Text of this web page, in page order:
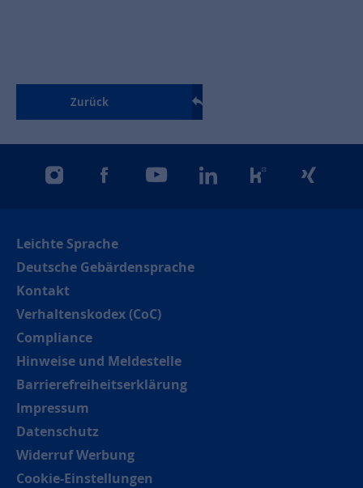
Zurück
instagramfacebookyoutubelinkedinkununuxing
Leichte Sprache
Deutsche Gebärdensprache
Kontakt
Verhaltenskodex (CoC)
Compliance
Hinweise und Meldestelle
Barrierefreiheitserklärung
Impressum
Datenschutz
Widerruf Werbung
Cookie-Einstellungen